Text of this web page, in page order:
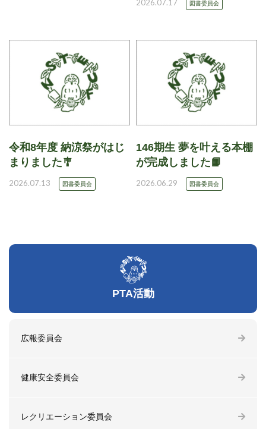
2026.07.17 図書委員会
令和8年度 納涼祭がはじ
まりました🎐
2026.07.13 図書委員会
146期生 夢を叶える本棚
が完成しました📙
2026.06.29 図書委員会
PTA活動
広報委員会
健康安全委員会
レクリエーション委員会